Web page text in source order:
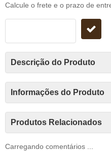
Calcule o frete e o prazo de
Descrição do Produto
Informações do Produto
Produtos Relacionados
Carregando comentários ...